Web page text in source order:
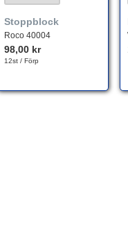
Stoppblock
Roco 40004
98,00 kr
12st / Förp